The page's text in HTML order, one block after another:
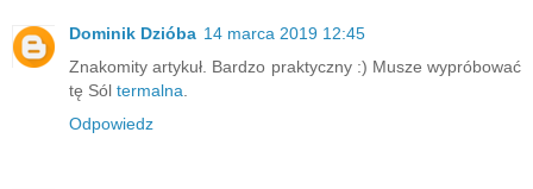
Dominik Dzióba 14 marca 2019 12:45
Znakomity artykuł. Bardzo praktyczny :) Musze wypróbować
tę Sól termalna
Odpowiedz